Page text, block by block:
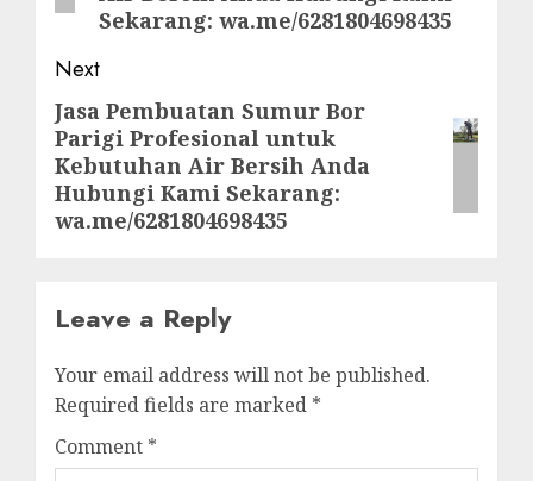
Sekarang: wa.me/6281804698435
Next
Next
post:
Jasa Pembuatan Sumur Bor
Parigi Profesional untuk
Kebutuhan Air Bersih Anda
Hubungi Kami Sekarang:
wa.me/6281804698435
Leave a Reply
Your email address will not be published.
Required fields are marked *
Comment *